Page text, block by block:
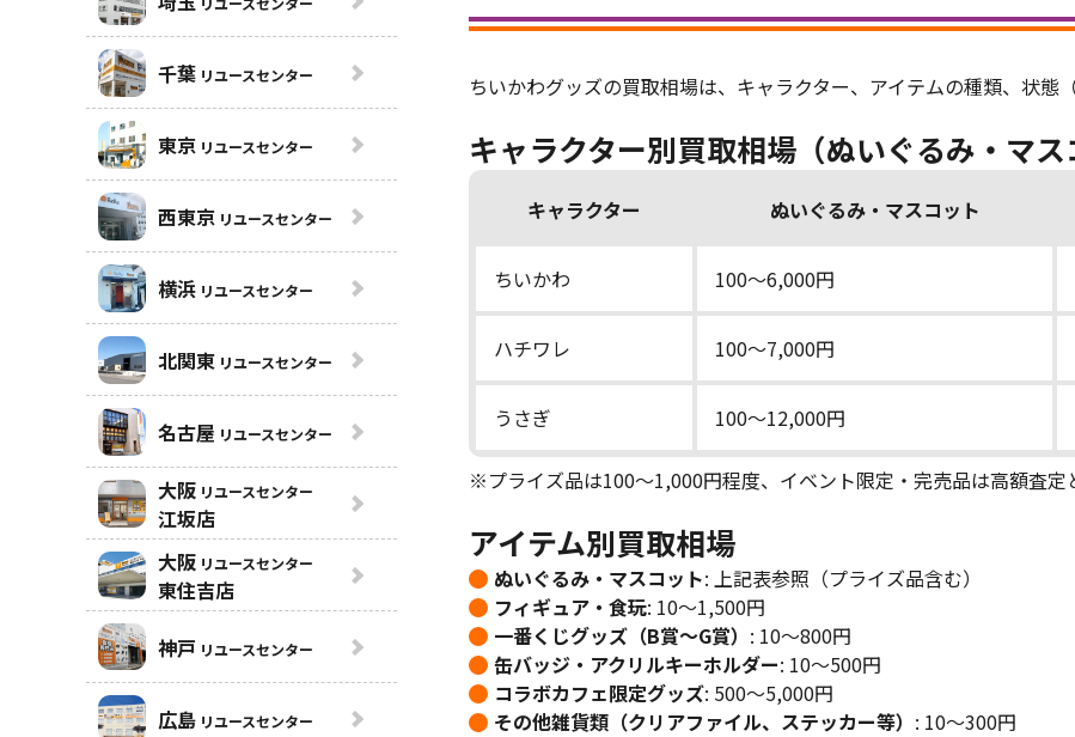
ちいかわグッズの買取相場は、キャラクター、アイテムの種類、状態
キャラクター別買取相場（ぬいぐるみ・マス
キャラクター ぬいぐるみ・マスコット
ちいかわ 100～6,000円
ハチワレ 100～7,000円
うさぎ 100～12,000円
※プライズ品は100～1,000円程度、イベント限定・完売品は高額査定
アイテム別買取相場
ぬいぐるみ・マスコット: 上記表参照（プライズ品含む）
フィギュア・食玩: 10～1,500円
一番くじグッズ（B賞～G賞） : 10～800円
缶バッジ・アクリルキーホルダー: 10～500円
コラボカフェ限定グッズ: 500～5,000円
その他雑貨類（クリアファイル、ステッカー等） : 10～300円
千葉 リユースセンター
東京 リユースセンター
西東京 リユースセンター
横浜 リユースセンター
北関東 リユースセンター
名古屋 リユースセンター
大阪 リユースセンター
江坂店
大阪 リユースセンター
東住吉店
神戸 リユースセンター
広島 リユースセンター